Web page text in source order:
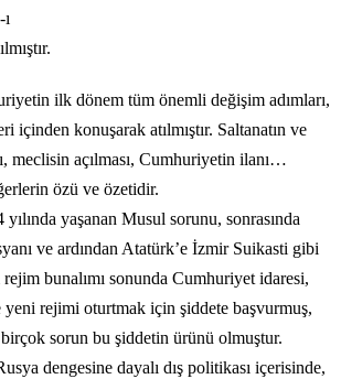
ilk dönem tüm önemli değişim adımları,
içinden konuşarak atılmıştır. Saltanatın ve
meclisin açılması, Cumhuriyetin ilanı…
özü ve özetidir.
yaşanan Musul sorunu, sonrasında
ve ardından Atatürk’e İzmir Suikasti gibi
bunalımı sonunda Cumhuriyet idaresi,
rejimi oturtmak için şiddete başvurmuş,
birçok sorun bu şiddetin ürünü olmuştur.
dengesine dayalı dış politikası içerisinde,